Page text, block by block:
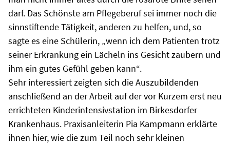
darf. Das Schönste am Pflegeberuf sei immer noch die
sinnstiftende Tätigkeit, anderen zu helfen, und, so
sagte es eine Schülerin, „wenn ich dem Patienten trotz
seiner Erkrankung ein Lächeln ins Gesicht zaubern und
ihm ein gutes Gefühl geben kann“.
Sehr interessiert zeigten sich die Auszubildenden
anschließend an der Arbeit auf der vor Kurzem erst neu
errichteten Kinderintensivstation im Birkesdorfer
Krankenhaus. Praxisanleiterin Pia Kampmann erklärte
ihnen hier, wie die zum Teil noch sehr kleinen